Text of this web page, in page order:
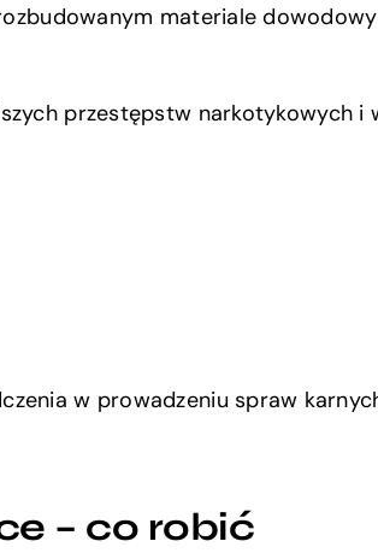
materiale
przestępstw narkotykowych i
w prowadzeniu spraw
– co robić